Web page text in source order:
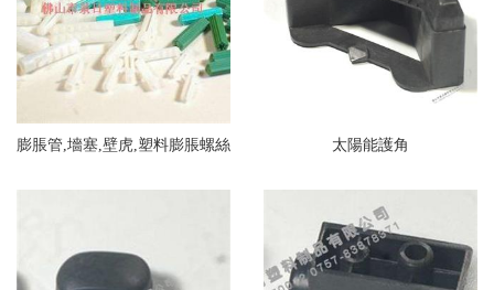
膨脹管,墻塞,壁虎,塑料膨脹螺絲 太陽能護角